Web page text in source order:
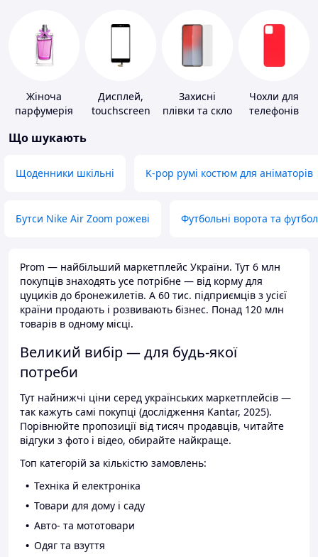
Жіноча
парфумерія
Дисплей,
touchscreen
Захисні
плівки та скло
Чохли для
телефонів
Що шукають
Щоденники шкільні K-pop румі костюм для аніматорів
Бутси Nike Air Zoom рожеві Футбольні ворота та
Prom — найбільший маркетплейс України. Тут 6 млн
покупців знаходять усе потрібне — від корму для
цуциків до бронежилетів. А 60 тис. підприємців з усієї
країни продають і розвивають бізнес. Понад 120 млн
товарів в одному місці.
Великий вибір — для будь-якої
потреби
Тут найнижчі ціни серед українських маркетплейсів —
так кажуть самі покупці (дослідження Kantar, 2025).
Порівнюйте пропозиції від тисяч продавців, читайте
відгуки з фото і відео, обирайте найкраще.
Топ категорій за кількістю замовлень:
Техніка й електроніка
Товари для дому і саду
Авто- та мототовари
Одяг та взуття